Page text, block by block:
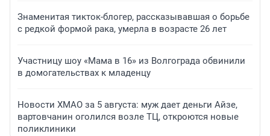
Знаменитая тикток-блогер, рассказывавшая о борьбе
с редкой формой рака, умерла в возрасте 26 лет
Участницу шоу «Мама в 16» из Волгограда обвинили
в домогательствах к младенцу
Новости ХМАО за 5 августа: муж дает деньги Айзе,
вартовчанин оголился возле ТЦ, откроются новые
поликлиники